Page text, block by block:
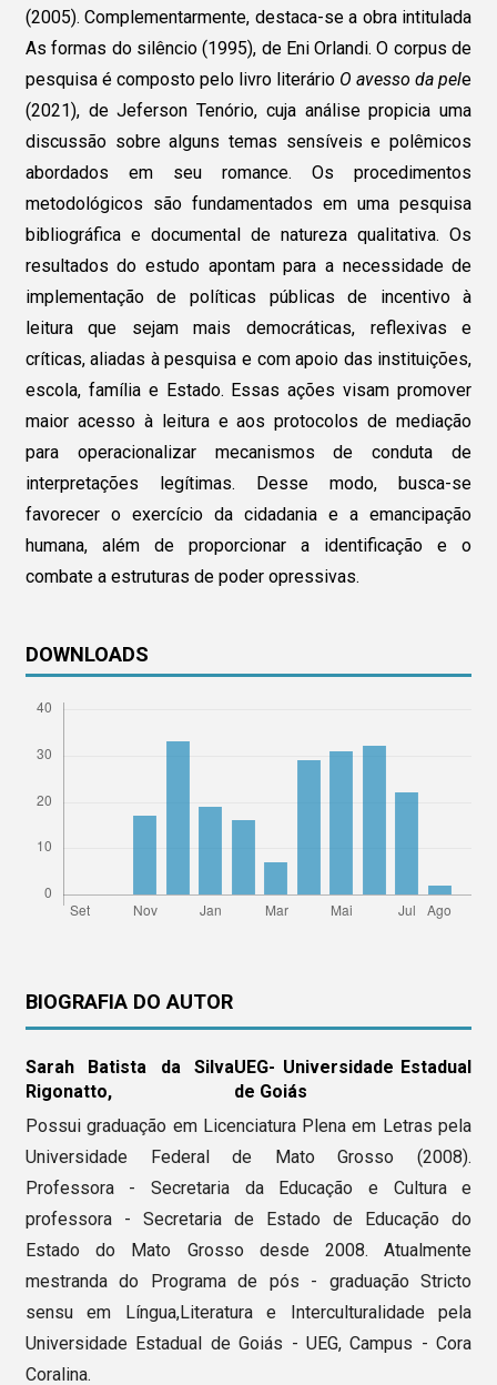
(2005). Complementarmente, destaca-se a obra intitulada
As formas do silêncio (1995), de Eni Orlandi. O corpus de
pesquisa é composto pelo livro literário O avesso da pele
(2021), de Jeferson Tenório, cuja análise propicia uma
discussão sobre alguns temas sensíveis e polêmicos
abordados em seu romance. Os procedimentos
metodológicos são fundamentados em uma pesquisa
bibliográfica e documental de natureza qualitativa. Os
resultados do estudo apontam para a necessidade de
implementação de políticas públicas de incentivo à
leitura que sejam mais democráticas, reflexivas e
críticas, aliadas à pesquisa e com apoio das instituições,
escola, família e Estado. Essas ações visam promover
maior acesso à leitura e aos protocolos de mediação
para operacionalizar mecanismos de conduta de
interpretações legítimas. Desse modo, busca-se
favorecer o exercício da cidadania e a emancipação
humana, além de proporcionar a identificação e o
combate a estruturas de poder opressivas.
DOWNLOADS
BIOGRAFIA DO AUTOR
Sarah Batista da Silva
Rigonatto,
UEG- Universidade Estadual
de Goiás
Possui graduação em Licenciatura Plena em Letras pela
Universidade Federal de Mato Grosso (2008).
Professora - Secretaria da Educação e Cultura e
professora - Secretaria de Estado de Educação do
Estado do Mato Grosso desde 2008. Atualmente
mestranda do Programa de pós - graduação Stricto
sensu em Língua,Literatura e Interculturalidade pela
Universidade Estadual de Goiás - UEG, Campus - Cora
Coralina.